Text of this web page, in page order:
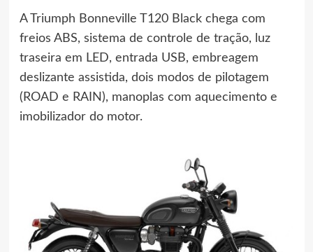
A Triumph Bonneville T120 Black chega com
freios ABS, sistema de controle de tração, luz
traseira em LED, entrada USB, embreagem
deslizante assistida, dois modos de pilotagem
(ROAD e RAIN), manoplas com aquecimento e
imobilizador do motor.